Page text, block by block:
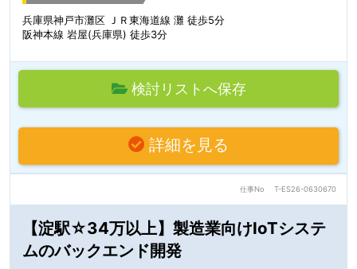
兵庫県神戸市灘区 ＪＲ東海道線 灘 徒歩5分
阪神本線 岩屋(兵庫県) 徒歩3分
検討リストへ保存
詳細を見る
仕事No T-ES26-0630670
【淀駅☆34万以上】製造業向けIoTシステ
ムのバックエンド開発